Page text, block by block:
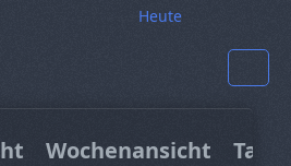
Heute
Wochenansicht